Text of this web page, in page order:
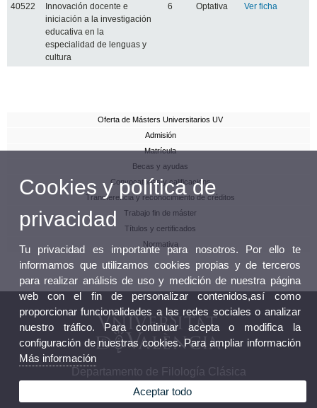
40522
Innovación docente e
iniciación a la investigación
educativa en la
especialidad de lenguas y
cultura
6 Optativa Ver ficha
Oferta de Másters Universitarios UV
Admisión
Matrícula
Becas y ayudas
Convocatorias y calificacions
Transferencia y reconocimiento de créditos
Trabajo fin de máster
Títulos y certificados
Normativa
Departamento de Filología Clásica
Cookies y política de
privacidad
Tu privacidad es importante para nosotros. Por ello te
informamos que utilizamos cookies propias y de terceros
para realizar análisis de uso y medición de nuestra página
web con el fin de personalizar contenidos,así como
proporcionar funcionalidades a las redes sociales o analizar
nuestro tráfico. Para continuar acepta o modifica la
configuración de nuestras cookies. Para ampliar información
Más información
Aceptar todo